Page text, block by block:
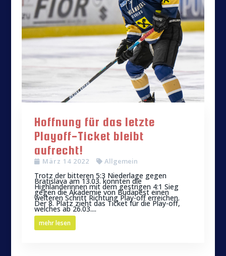
Hoffnung für das letzte
Playoff-Ticket bleibt
aufrecht!
März 14 2022 Allgemein
Trotz der bitteren 5:3 Niederlage gegen
Bratislava am 13.03. konnten die
Highlanderinnen mit dem gestrigen 4:1 Sieg
gegen die Akademie von Budapest einen
weiteren Schritt Richtung Play-off erreichen.
Der 8. Platz zieht das Ticket für die Play-off,
welches ab 26.03....
mehr lesen